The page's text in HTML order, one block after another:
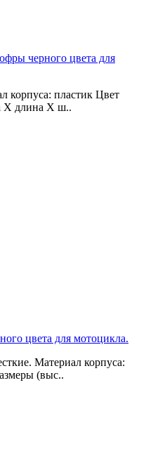
черного цвета для
корпуса: пластик Цвет
X длина X ш..
цвета для мотоцикла.
Материал корпуса:
(выс..